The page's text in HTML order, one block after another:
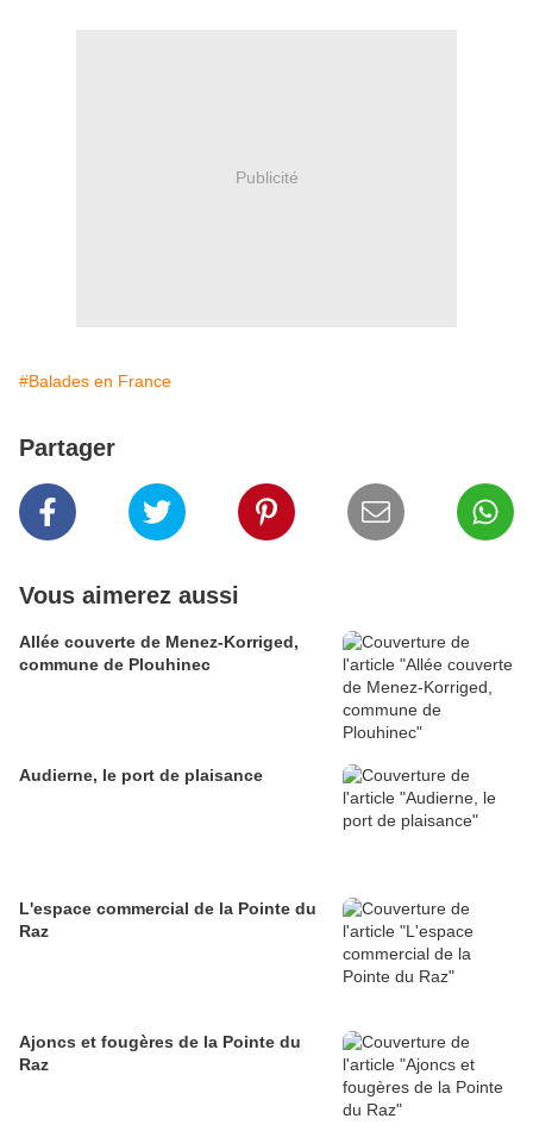
Publicité
#Balades en France
Partager
Vous aimerez aussi
Allée couverte de Menez-Korriged,
commune de Plouhinec
Audierne, le port de plaisance
L'espace commercial de la Pointe du
Raz
Ajoncs et fougères de la Pointe du
Raz